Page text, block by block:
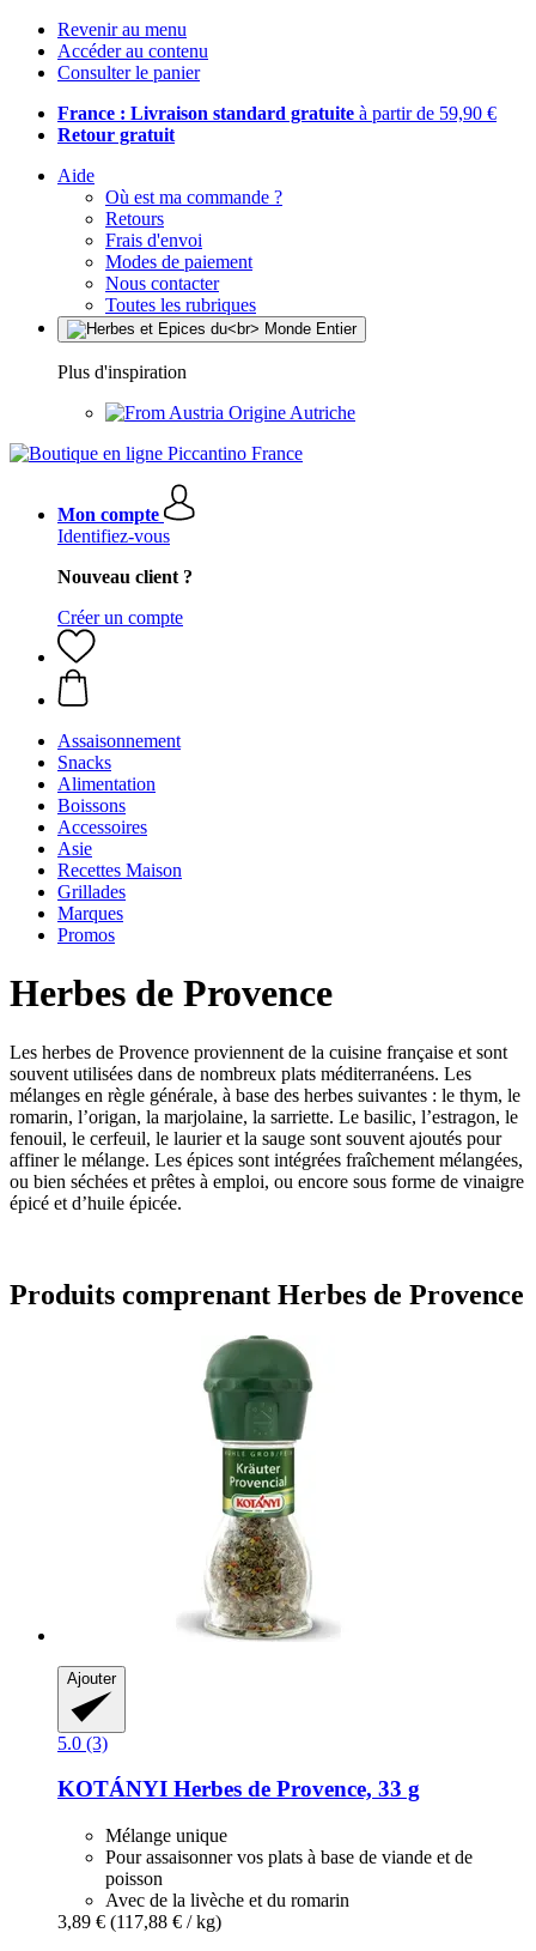
Revenir au menu
Accéder au contenu
Consulter le panier
France : Livraison standard gratuite à partir de 59,90 €
Retour gratuit
Aide
Où est ma commande ?
Retours
Frais d'envoi
Modes de paiement
Nous contacter
Toutes les rubriques
Plus d'inspiration
Origine Autriche
Mon compte
Identifiez-vous
Nouveau client ?
Créer un compte
Assaisonnement
Snacks
Alimentation
Boissons
Accessoires
Asie
Recettes Maison
Grillades
Marques
Promos
Herbes de Provence
Les herbes de Provence proviennent de la cuisine française et sont
souvent utilisées dans de nombreux plats méditerranéens. Les
mélanges en règle générale, à base des herbes suivantes : le thym, le
romarin, l’origan, la marjolaine, la sarriette. Le basilic, l’estragon, le
fenouil, le cerfeuil, le laurier et la sauge sont souvent ajoutés pour
affiner le mélange. Les épices sont intégrées fraîchement mélangées,
ou bien séchées et prêtes à emploi, ou encore sous forme de vinaigre
épicé et d’huile épicée.
Produits comprenant Herbes de Provence
Ajouter
5.0 (3)
KOTÁNYI Herbes de Provence, 33 g
Mélange unique
Pour assaisonner vos plats à base de viande et de
poisson
Avec de la livèche et du romarin
3,89 € (117,88 € / kg)